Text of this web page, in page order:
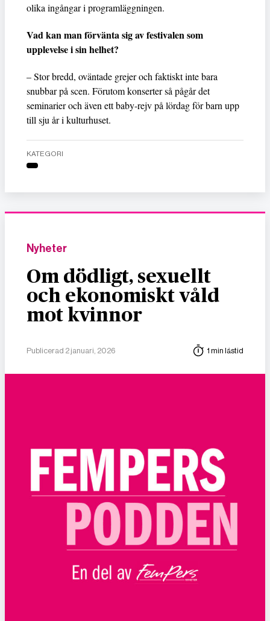
olika ingångar i programläggningen.
Vad kan man förvänta sig av festivalen som
upplevelse i sin helhet?
– Stor bredd, oväntade grejer och faktiskt inte bara
snubbar på scen. Förutom konserter så pågår det
seminarier och även ett baby-rejv på lördag för barn upp
till sju år i kulturhuset.
KATEGORI
Nyheter
Om dödligt, sexuellt
och ekonomiskt våld
mot kvinnor
Publicerad 2 januari, 2026 1 min lästid